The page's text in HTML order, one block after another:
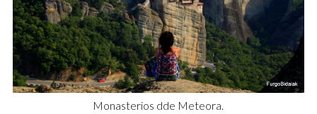
Monasterios dde Meteora.